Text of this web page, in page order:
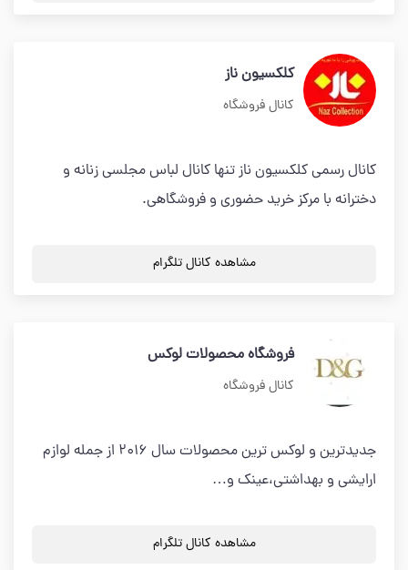
کلکسیون ناز
کانال فروشگاه
کانال رسمی کلکسیون ناز تنها کانال لباس مجلسی زنانه و
دخترانه با مرکز خرید حضوری و فروشگاهی.
مشاهده کانال تلگرام
فروشگاه محصولات لوکس
کانال فروشگاه
جدیدترین و لوکس ترین محصولات سال 2016 از جمله لوازم
ارایشی و بهداشتی،عینک و…
مشاهده کانال تلگرام